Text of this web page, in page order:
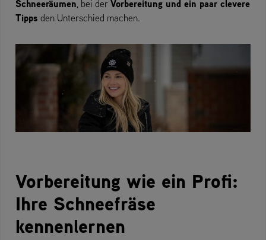
Schneeräumen, bei der Vorbereitung und ein paar clevere
Tipps den Unterschied machen.
Vorbereitung wie ein Profi:
Ihre Schneefräse
kennenlernen